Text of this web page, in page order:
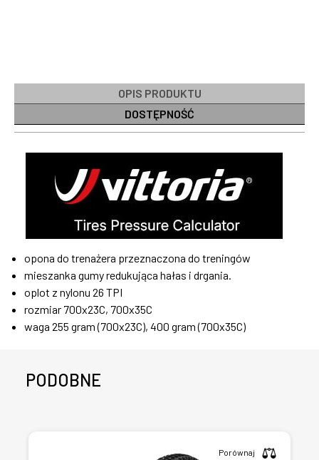
OPIS PRODUKTU
DOSTĘPNOŚĆ
opona do trenażera przeznaczona do treningów
mieszanka gumy redukująca hałas i drgania.
oplot z nylonu 26 TPI
rozmiar 700x23C, 700x35C
waga 255 gram (700x23C), 400 gram (700x35C)
PODOBNE
Porównaj